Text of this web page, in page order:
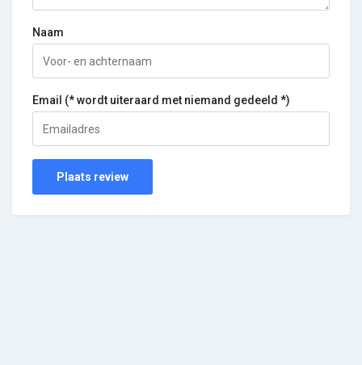
Naam
Email (* wordt uiteraard met niemand gedeeld *)
Plaats review